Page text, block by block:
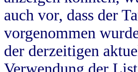
auch vor, dass der
vorgenommen
der derzeitigen